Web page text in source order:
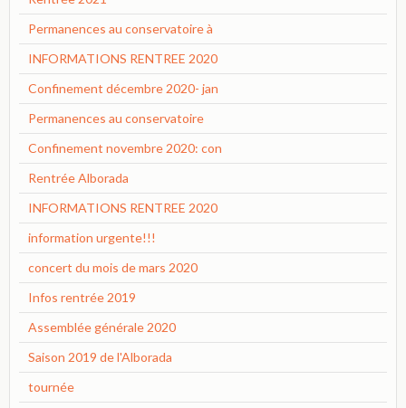
Permanences au conservatoire à
INFORMATIONS RENTREE 2020
Confinement décembre 2020- jan
Permanences au conservatoire
Confinement novembre 2020: con
Rentrée Alborada
INFORMATIONS RENTREE 2020
information urgente!!!
concert du mois de mars 2020
Infos rentrée 2019
Assemblée générale 2020
Saison 2019 de l'Alborada
tournée